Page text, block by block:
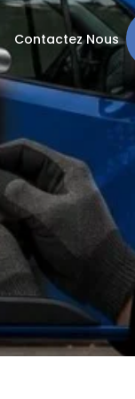
Contactez Nous